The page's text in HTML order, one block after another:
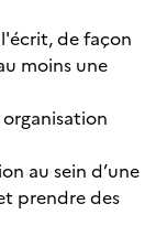
de façon
moins une
au sein d’une
prendre des